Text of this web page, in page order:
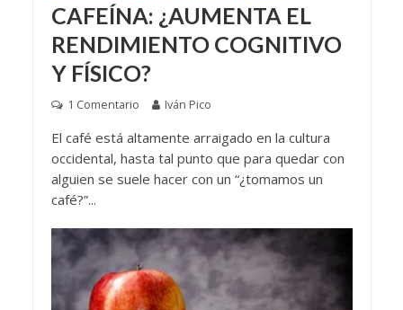
CAFEÍNA: ¿AUMENTA EL
RENDIMIENTO COGNITIVO
Y FÍSICO?
1 Comentario Iván Pico
El café está altamente arraigado en la cultura
occidental, hasta tal punto que para quedar con
alguien se suele hacer con un “¿tomamos un
café?”...